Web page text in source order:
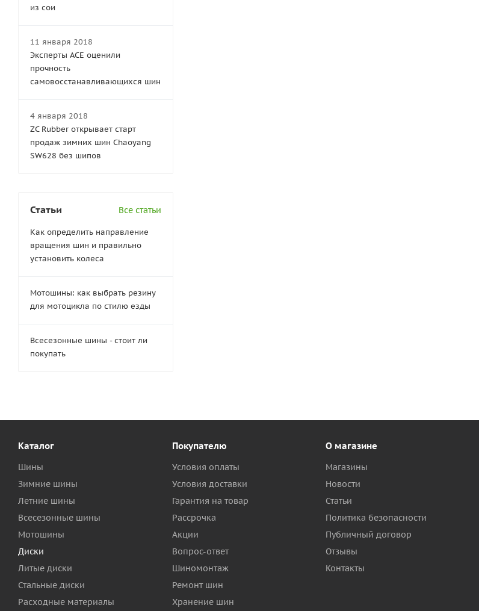
из сои
11 января 2018
Эксперты АСЕ оценили
прочность
самовосстанавливающихся шин
4 января 2018
ZC Rubber открывает старт
продаж зимних шин Chaoyang
SW628 без шипов
Статьи Все статьи
Как определить направление
вращения шин и правильно
установить колеса
Мотошины: как выбрать резину
для мотоцикла по стилю езды
Всесезонные шины - стоит ли
покупать
Каталог
Шины
Зимние шины
Летние шины
Всесезонные шины
Мотошины
Диски
Литые диски
Стальные диски
Расходные материалы
Покупателю
Условия оплаты
Условия доставки
Гарантия на товар
Рассрочка
Акции
Вопрос-ответ
Шиномонтаж
Ремонт шин
Хранение шин
О магазине
Магазины
Новости
Статьи
Политика безопасности
Публичный договор
Отзывы
Контакты